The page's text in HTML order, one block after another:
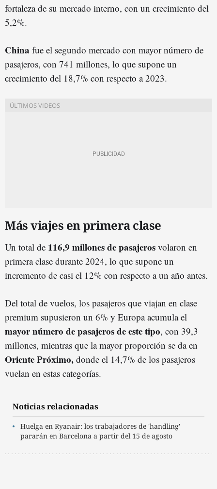
fortaleza de su mercado interno, con un crecimiento del
5,2%.
China fue el segundo mercado con mayor número de
pasajeros, con 741 millones, lo que supone un
crecimiento del 18,7% con respecto a 2023.
Más viajes en primera clase
Un total de 116,9 millones de pasajeros volaron en
primera clase durante 2024, lo que supone un
incremento de casi el 12% con respecto a un año antes.
Del total de vuelos, los pasajeros que viajan en clase
premium supusieron un 6% y Europa acumula el
mayor número de pasajeros de este tipo, con 39,3
millones, mientras que la mayor proporción se da en
Oriente Próximo, donde el 14,7% de los pasajeros
vuelan en estas categorías.
Noticias relacionadas
Huelga en Ryanair: los trabajadores de 'handling'
pararán en Barcelona a partir del 15 de agosto